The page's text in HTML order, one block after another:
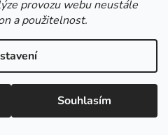
provozu webu neustále
a použitelnost.
Souhlasím
7500 PC 4 mm stříbrný
(4 ks)